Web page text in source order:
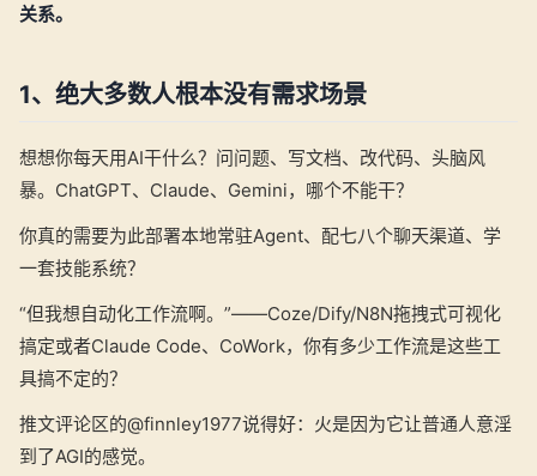
关系。
1、绝大多数人根本没有需求场景
想想你每天用AI干什么？问问题、写文档、改代码、头脑风
暴。ChatGPT、Claude、Gemini，哪个不能干？
你真的需要为此部署本地常驻Agent、配七八个聊天渠道、学
一套技能系统？
“但我想自动化工作流啊。”——Coze/Dify/N8N拖拽式可视化
搞定或者Claude Code、CoWork，你有多少工作流是这些工
具搞不定的？
推文评论区的@finnley1977说得好：火是因为它让普通人意淫
到了AGI的感觉。